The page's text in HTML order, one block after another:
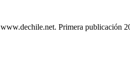
www.dechile.net. Primera publicación